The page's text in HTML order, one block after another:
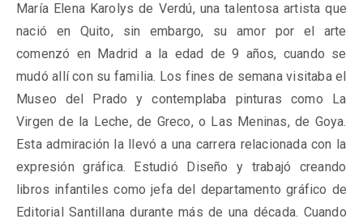
María Elena Karolys de Verdú, una talentosa artista que
nació en Quito, sin embargo, su amor por el arte
comenzó en Madrid a la edad de 9 años, cuando se
mudó allí con su familia. Los fines de semana visitaba el
Museo del Prado y contemplaba pinturas como La
Virgen de la Leche, de Greco, o Las Meninas, de Goya.
Esta admiración la llevó a una carrera relacionada con la
expresión gráfica. Estudió Diseño y trabajó creando
libros infantiles como jefa del departamento gráfico de
Editorial Santillana durante más de una década. Cuando